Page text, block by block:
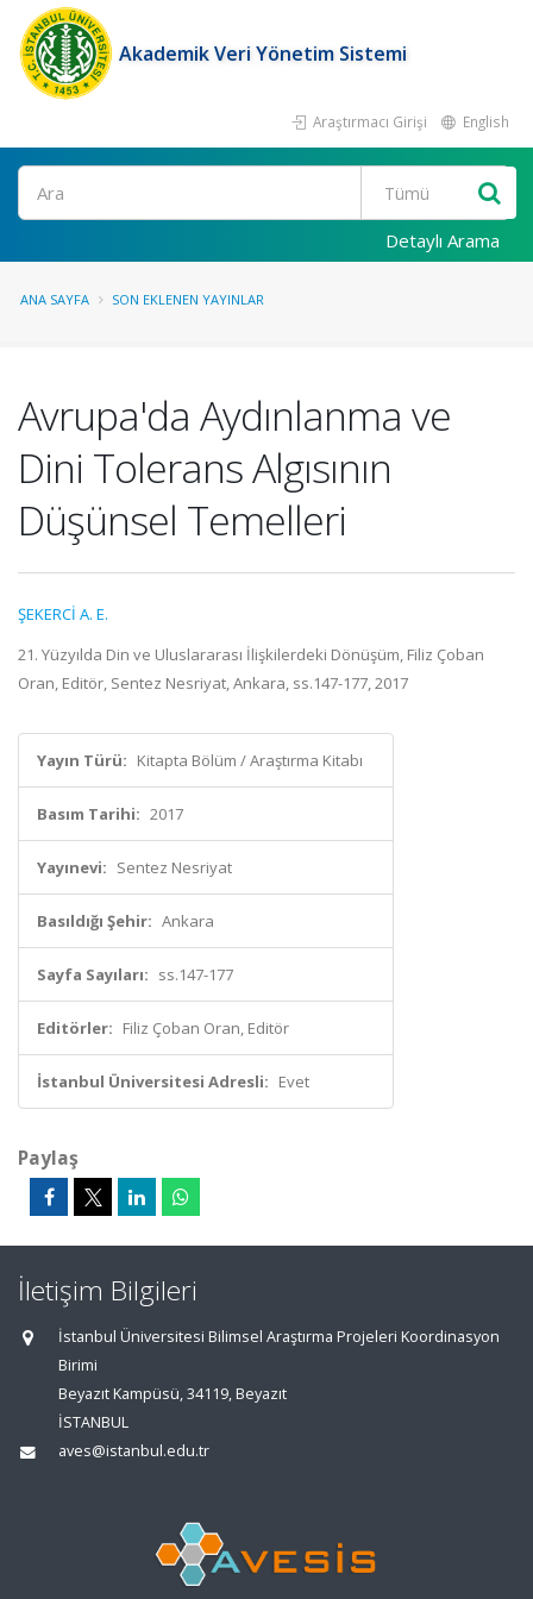
Akademik Veri Yönetim Sistemi
Araştırmacı Girişi English
Ara
Detaylı Arama
ANA SAYFA SON EKLENEN YAYINLAR
Avrupa'da Aydınlanma ve
Dini Tolerans Algısının
Düşünsel Temelleri
ŞEKERCİ A. E.
21. Yüzyılda Din ve Uluslararası İlişkilerdeki Dönüşüm, Filiz Çoban
Oran, Editör, Sentez Nesriyat, Ankara, ss.147-177, 2017
Yayın Türü: Kitapta Bölüm / Araştırma Kitabı
Basım Tarihi: 2017
Yayınevi: Sentez Nesriyat
Basıldığı Şehir: Ankara
Sayfa Sayıları: ss.147-177
Editörler: Filiz Çoban Oran, Editör
İstanbul Üniversitesi Adresli: Evet
Paylaş
İletişim Bilgileri
İstanbul Üniversitesi Bilimsel Araştırma Projeleri Koordinasyon
Birimi
Beyazıt Kampüsü, 34119, Beyazıt
İSTANBUL
aves@istanbul.edu.tr